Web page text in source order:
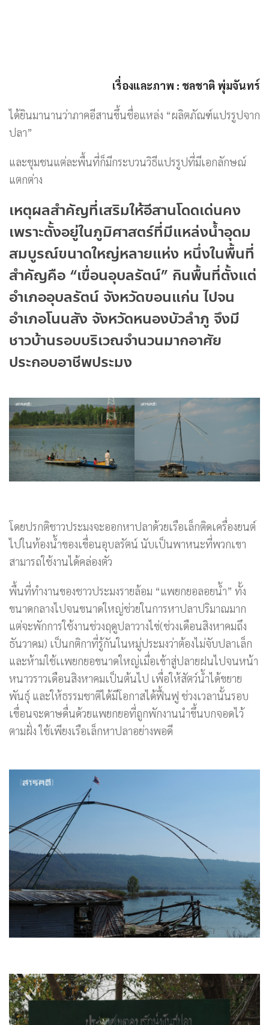
เรื่องและภาพ : ชลชาติ พุ่มจันทร์
ได้ยินมานานว่าภาคอีสานขึ้นชื่อแหล่ง “ผลิตภัณฑ์แปรรูปจาก
ปลา”
และชุมชนแต่ละพื้นที่ก็มีกระบวนวิธีแปรรูปที่มีเอกลักษณ์
แตกต่าง
เหตุผลสำคัญที่เสริมให้อีสานโดดเด่นคง
เพราะตั้งอยู่ในภูมิศาสตร์ที่มีแหล่งน้ำอุดม
สมบูรณ์ขนาดใหญ่หลายแห่ง หนึ่งในพื้นที่
สำคัญคือ “เขื่อนอุบลรัตน์” กินพื้นที่ตั้งแต่
อำเภออุบลรัตน์ จังหวัดขอนแก่น ไปจน
อำเภอโนนสัง จังหวัดหนองบัวลำภู จึงมี
ชาวบ้านรอบบริเวณจำนวนมากอาศัย
ประกอบอาชีพประมง
โดยปรกติชาวประมงจะออกหาปลาด้วยเรือเล็กติดเครื่องยนต์
ไปในท้องน้ำของเขื่อนอุบลรัตน์ นับเป็นพาหนะที่พวกเขา
สามารถใช้งานได้คล่องตัว
พื้นที่ทำงานของชาวประมงรายล้อม “แพยกยอลอยน้ำ” ทั้ง
ขนาดกลางไปจนขนาดใหญ่ช่วยในการหาปลาปริมาณมาก
แต่จะพักการใช้งานช่วงฤดูปลาวางไข่(ช่วงเดือนสิงหาคมถึง
ธันวาคม) เป็นกติกาที่รู้กันในหมู่ประมงว่าต้องไม่จับปลาเล็ก
และห้ามใช้เเพยกยอขนาดใหญ่เมื่อเข้าสู่ปลายฝนไปจนหน้า
หนาวราวเดือนสิงหาคมเป็นต้นไป เพื่อให้สัตว์น้ำได้ขยาย
พันธุ์ และให้ธรรมชาติได้มีโอกาสได้ฟื้นฟู ช่วงเวลานั้นรอบ
เขื่อนจะดาษดื่นด้วยแพยกยอที่ถูกพักงานนำขึ้นบกจอดไว้
ตามฝั่ง ใช้เพียงเรือเล็กหาปลาอย่างพอดี